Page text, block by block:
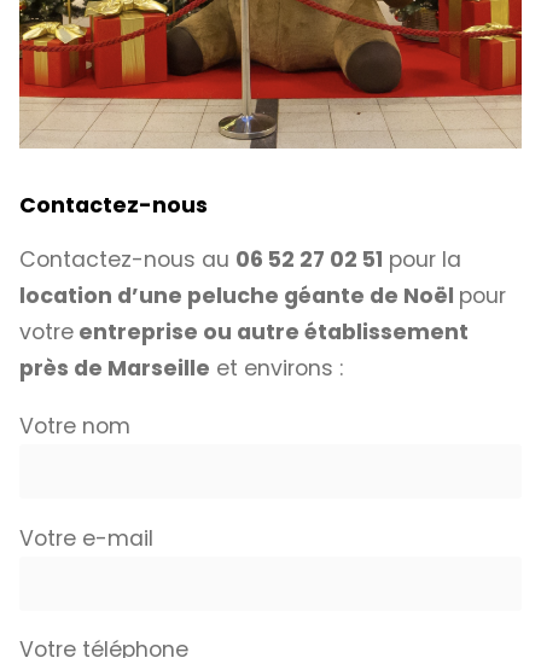
Contactez-nous
Contactez-nous au 06 52 27 02 51 pour la
location d’une peluche géante de Noël pour
votre entreprise ou autre établissement
près de Marseille et environs :
Votre nom
Votre e-mail
Votre téléphone